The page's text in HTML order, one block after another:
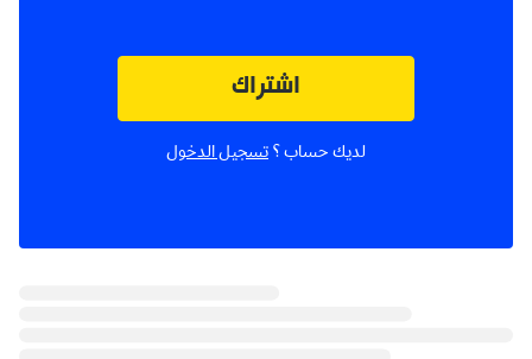
اشتراك
لديك حساب ؟ تسجيل الدخول